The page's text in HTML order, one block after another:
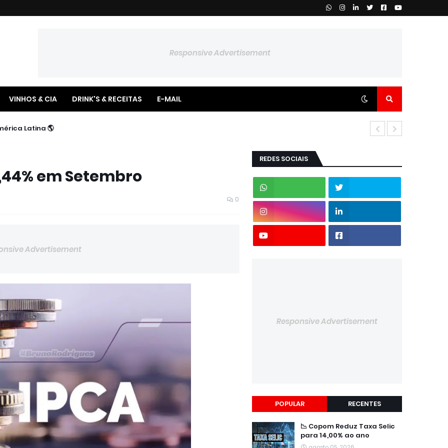
Responsive Advertisement
VINHOS & CIA DRINK'S & RECEITAS E-MAIL
📉 Poupança Registra Saldo Negativo no Semestre
em Setembro
0
Advertisement
REDES SOCIAIS
Responsive Advertisement
POPULAR RECENTES
📉 Copom Reduz Taxa Selic
para 14,00% ao ano